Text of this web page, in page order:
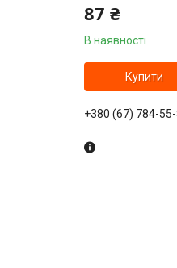
87 ₴
В наявності
Купити
+380 (67) 784-